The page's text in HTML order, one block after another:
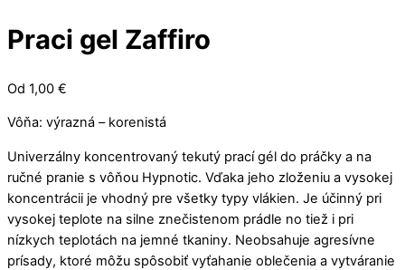
Praci gel Zaffiro
Od 1,00 €
Vôňa: výrazná – korenistá
Univerzálny koncentrovaný tekutý prací gél do práčky a na
ručné pranie s vôňou Hypnotic. Vďaka jeho zloženiu a vysokej
koncentrácii je vhodný pre všetky typy vlákien. Je účinný pri
vysokej teplote na silne znečistenom prádle no tiež i pri
nízkych teplotách na jemné tkaniny. Neobsahuje agresívne
prísady, ktoré môžu spôsobiť vyťahanie oblečenia a vytváranie